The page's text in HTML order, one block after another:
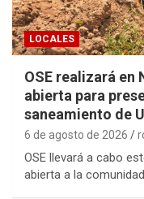
LOCALES
OSE realizará en
abierta para
saneamiento de
6 de agosto de 2026
OSE llevará a cabo
abierta a la